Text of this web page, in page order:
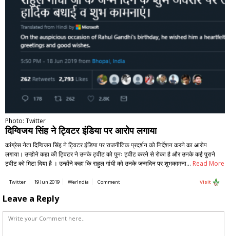
Photo: Twitter
दिग्विजय सिंह ने ट्विटर इंडिया पर आरोप लगाया
कांग्रेस नेता दिग्विजय सिंह ने ट्विटर इंडिया पर राजनीतिक प्रदर्शन को निर्देशन करने का आरोप
लगाया। उन्होने कहा की ट्विटर ने उनके ट्वीट को पुनः ट्वीट करने से रोका है और उनके कई पुराने
ट्वीट को मिटा दिया है । उन्होंने कहा कि राहुल गांधी को उनके जन्मदिन पर शुभकामना… Read More
Twitter 19 Jun 2019 WerIndia Comment Visit
Leave a Reply